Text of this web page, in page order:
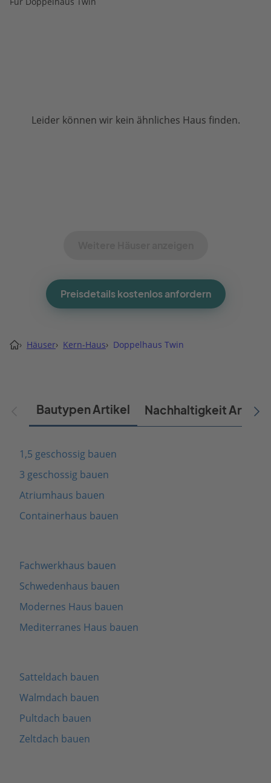
Leider können wir kein ähnliches Haus finden.
Preisdetails kostenlos anfordern
› Häuser› Kern-Haus› Doppelhaus Twin
Bautypen Artikel Nachhaltigkeit Artikel
1,5 geschossig bauen
3 geschossig bauen
Atriumhaus bauen
Containerhaus bauen
Fachwerkhaus bauen
Schwedenhaus bauen
Modernes Haus bauen
Mediterranes Haus bauen
Satteldach bauen
Walmdach bauen
Pultdach bauen
Zeltdach bauen